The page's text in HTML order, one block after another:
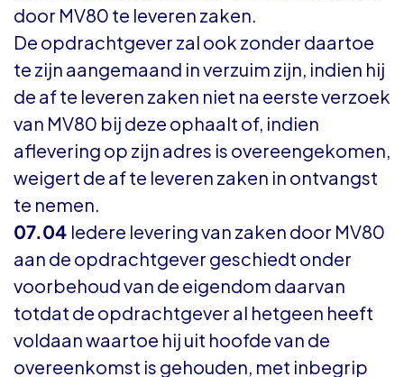
door MV80 te leveren zaken.
De opdrachtgever zal ook zonder daartoe
te zijn aangemaand in verzuim zijn, indien hij
de af te leveren zaken niet na eerste verzoek
van MV80 bij deze ophaalt of, indien
aflevering op zijn adres is overeengekomen,
weigert de af te leveren zaken in ontvangst
te nemen.
07.04 Iedere levering van zaken door MV80
aan de opdrachtgever geschiedt onder
voorbehoud van de eigendom daarvan
totdat de opdrachtgever al hetgeen heeft
voldaan waartoe hij uit hoofde van de
overeenkomst is gehouden, met inbegrip